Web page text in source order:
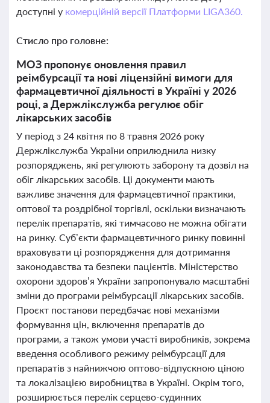
доступні у комерційній версії Платформи LIGA360.
Стисло про головне:
МОЗ пропонує оновлення правил
реімбурсації та нові ліцензійні вимоги для
фармацевтичної діяльності в Україні у 2026
році, а Держлікслужба регулює обіг
лікарських засобів
У період з 24 квітня по 8 травня 2026 року
Держлікслужба України оприлюднила низку
розпоряджень, які регулюють заборону та дозвіл на
обіг лікарських засобів. Ці документи мають
важливе значення для фармацевтичної практики,
оптової та роздрібної торгівлі, оскільки визначають
перелік препаратів, які тимчасово не можна обігати
на ринку. Суб’єкти фармацевтичного ринку повинні
враховувати ці розпорядження для дотримання
законодавства та безпеки пацієнтів. Міністерство
охорони здоров’я України запропонувало масштабні
зміни до програми реімбурсації лікарських засобів.
Проєкт постанови передбачає нові механізми
формування цін, включення препаратів до
програми, а також умови участі виробників, зокрема
введення особливого режиму реімбурсації для
препаратів з найнижчою оптово-відпускною ціною
та локалізацією виробництва в Україні. Окрім того,
розширюється перелік серцево-судинних